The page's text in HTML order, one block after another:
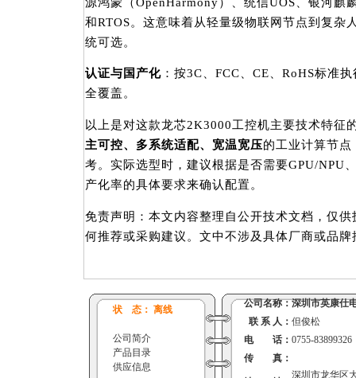
和RTOS。这意味着从轻量级物联网节点到复杂
统可选。
认证与国产化 ：按3C、FCC、CE、RoHS标准
全覆盖。
以上是对这款龙芯2K3000工控机主要技术特征
主可控、多系统适配、宽温宽压的工业计算节
考。实际选型时，建议根据是否需要GPU/NPU
产化率的具体要求来确认配置。
免责声明：本文内容整理自公开技术文档，仅
何推荐或采购建议。文中不涉及具体厂商或品
状 态： 离线
公司简介
产品目录
供应信息
公司名称：深圳市英康仕
联 系 人： 但俊松
电 话： 0755-83899326
传 真：
深圳市龙华区